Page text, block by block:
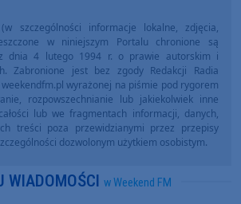
szczególności informacje lokalne, zdjęcia,
w niniejszym Portalu chronione są
dnia 4 lutego 1994 r. o prawie autorskim i
Zabronione jest bez zgody Redakcji Radia
wyrażonej na piśmie pod rygorem
rozpowszechnianie lub jakiekolwiek inne
lub we fragmentach informacji, danych,
treści poza przewidzianymi przez przepisy
dozwolonym użytkiem osobistym.
WIADOMOŚCI w Weekend FM